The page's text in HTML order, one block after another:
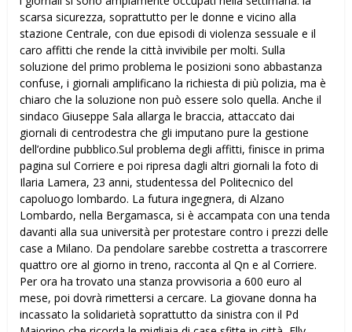
scarsa sicurezza, soprattutto per le donne e vicino alla
stazione Centrale, con due episodi di violenza sessuale e il
caro affitti che rende la città invivibile per molti. Sulla
soluzione del primo problema le posizioni sono abbastanza
confuse, i giornali amplificano la richiesta di più polizia, ma è
chiaro che la soluzione non può essere solo quella. Anche il
sindaco Giuseppe Sala allarga le braccia, attaccato dai
giornali di centrodestra che gli imputano pure la gestione
dell’ordine pubblico.Sul problema degli affitti, finisce in prima
pagina sul Corriere e poi ripresa dagli altri giornali la foto di
Ilaria Lamera, 23 anni, studentessa del Politecnico del
capoluogo lombardo. La futura ingegnera, di Alzano
Lombardo, nella Bergamasca, si è accampata con una tenda
davanti alla sua università per protestare contro i prezzi delle
case a Milano. Da pendolare sarebbe costretta a trascorrere
quattro ore al giorno in treno, racconta al Qn e al Corriere.
Per ora ha trovato una stanza provvisoria a 600 euro al
mese, poi dovrà rimettersi a cercare. La giovane donna ha
incassato la solidarietà soprattutto da sinistra con il Pd